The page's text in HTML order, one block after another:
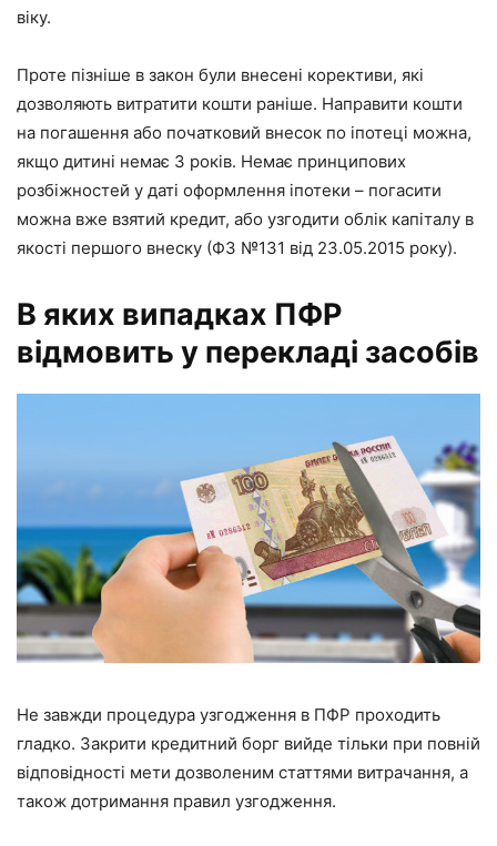
віку.
Проте пізніше в закон були внесені корективи, які
дозволяють витратити кошти раніше. Направити кошти
на погашення або початковий внесок по іпотеці можна,
якщо дитині немає 3 років. Немає принципових
розбіжностей у даті оформлення іпотеки – погасити
можна вже взятий кредит, або узгодити облік капіталу в
якості першого внеску (ФЗ №131 від 23.05.2015 року).
В яких випадках ПФР
відмовить у перекладі засобів
Не завжди процедура узгодження в ПФР проходить
гладко. Закрити кредитний борг вийде тільки при повній
відповідності мети дозволеним статтями витрачання, а
також дотримання правил узгодження.